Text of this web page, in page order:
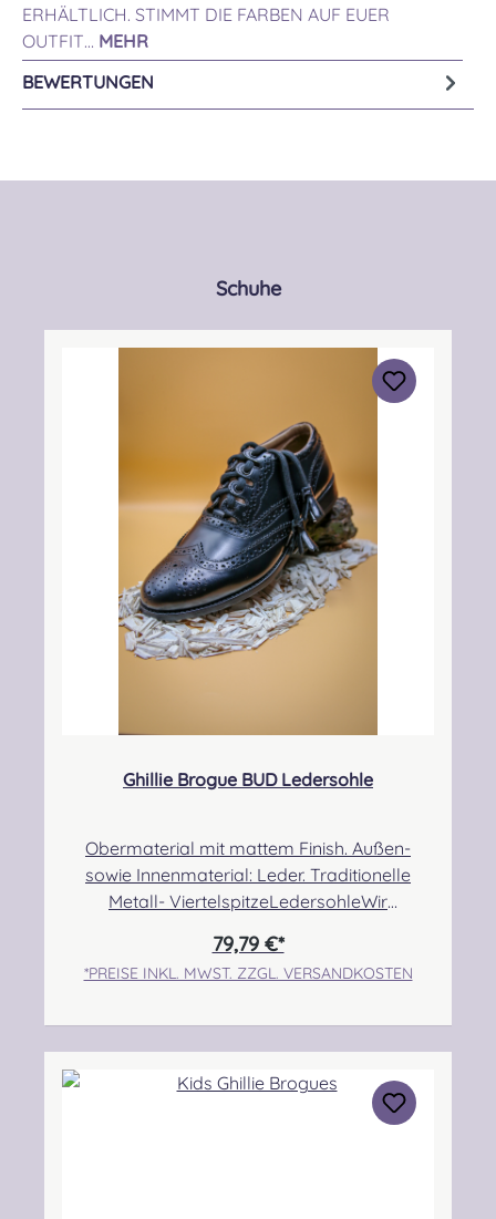
ERHÄLTLICH. STIMMT DIE FARBEN AUF EUER
OUTFIT… MEHR
BEWERTUNGEN
Produktgalerie überspringen
Schuhe
Ghillie Brogue BUD Ledersohle
Obermaterial mit mattem Finish. Außen-
sowie Innenmaterial: Leder. Traditionelle
Metall- ViertelspitzeLedersohleWir
größer zu bestellen, da der Schuh etwas
kleiner ausfällt! Angabe zur Produktsicherheit
info@thistleshoes.com Verantwortliche
Person: Nieswiec & Zeh Easy Piping &
79,79 €*
*PREISE INKL. MWST. ZZGL. VERSANDKOSTEN